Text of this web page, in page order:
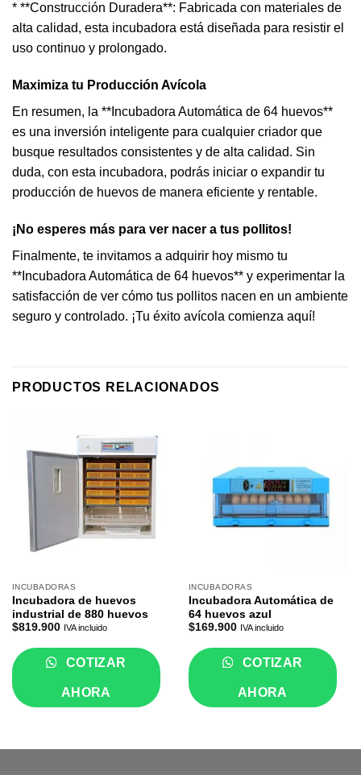
* **Construcción Duradera**: Fabricada con materiales de
alta calidad, esta incubadora está diseñada para resistir el
uso continuo y prolongado.
Maximiza tu Producción Avícola
En resumen, la **Incubadora Automática de 64 huevos**
es una inversión inteligente para cualquier criador que
busque resultados consistentes y de alta calidad. Sin
duda, con esta incubadora, podrás iniciar o expandir tu
producción de huevos de manera eficiente y rentable.
¡No esperes más para ver nacer a tus pollitos!
Finalmente, te invitamos a adquirir hoy mismo tu
** Incubadora Automática de 64 huevos** y experimentar la
satisfacción de ver cómo tus pollitos nacen en un ambiente
seguro y controlado. ¡Tu éxito avícola comienza aquí!
PRODUCTOS RELACIONADOS
INCUBADORAS
Incubadora de huevos
industrial de 880 huevos
$819.900 IVA incluido
COTIZAR
AHORA
INCUBADORAS
Incubadora Automática de
64 huevos azul
$169.900 IVA incluido
COTIZAR
AHORA